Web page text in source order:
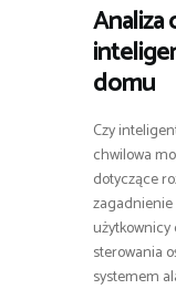
Analiza
domu
Czy
chwilowa
dotyczące
zagadnienie
sterowania
systemem